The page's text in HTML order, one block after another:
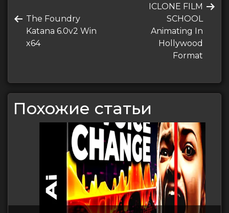
по
записям
Предыдущая
запись
The Foundry
Katana 6.0v2 Win
x64
Следующая
запись
ICLONE FILM
SCHOOL
Animating In
Hollywood
Format
Похожие статьи